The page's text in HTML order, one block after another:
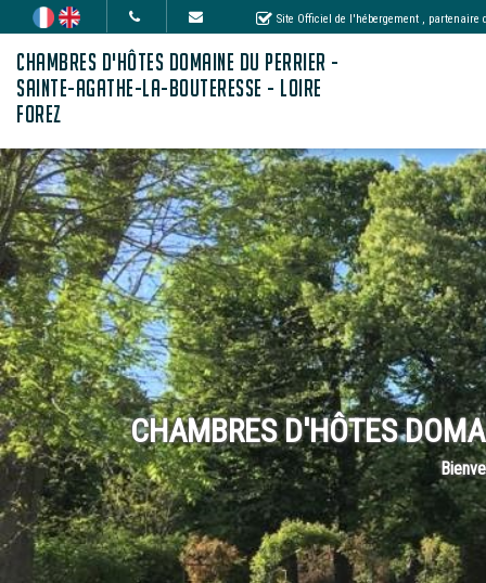
Site Officiel de l'hébergement , partenaire
CHAMBRES D'HÔTES DOMAINE DU PERRIER -
SAINTE-AGATHE-LA-BOUTERESSE - LOIRE
FOREZ
CHAMBRES D'HÔTES